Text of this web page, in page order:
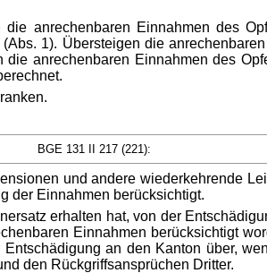
anrechenbaren Einnahmen des
1). Übersteigen die
anrechenbaren Einnahmen des
BGE 131 II 217 (221):
und andere wiederkehrende
der Einnahmen berücksichtigt.
erhalten hat, von der
Einnahmen berücksichtigt
an den Kanton über,
den Rückgriffsansprüchen Dritter.